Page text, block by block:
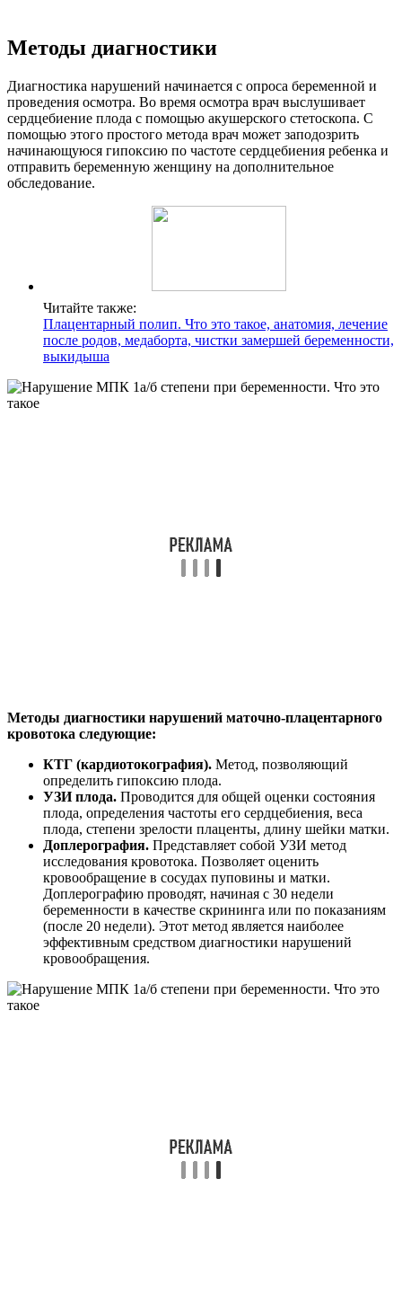
Методы диагностики
Диагностика нарушений начинается с опроса беременной и
проведения осмотра. Во время осмотра врач выслушивает
сердцебиение плода с помощью акушерского стетоскопа. С
помощью этого простого метода врач может заподозрить
начинающуюся гипоксию по частоте сердцебиения ребенка и
отправить беременную женщину на дополнительное
обследование.
Читайте также:
Плацентарный полип. Что это такое, анатомия, лечение
после родов, медаборта, чистки замершей беременности,
выкидыша
Методы диагностики нарушений маточно-плацентарного
кровотока следующие:
КТГ (кардиотокография). Метод, позволяющий
определить гипоксию плода.
УЗИ плода. Проводится для общей оценки состояния
плода, определения частоты его сердцебиения, веса
плода, степени зрелости плаценты, длину шейки матки.
Доплерография. Представляет собой УЗИ метод
исследования кровотока. Позволяет оценить
кровообращение в сосудах пуповины и матки.
Доплерографию проводят, начиная с 30 недели
беременности в качестве скрининга или по показаниям
(после 20 недели). Этот метод является наиболее
эффективным средством диагностики нарушений
кровообращения.